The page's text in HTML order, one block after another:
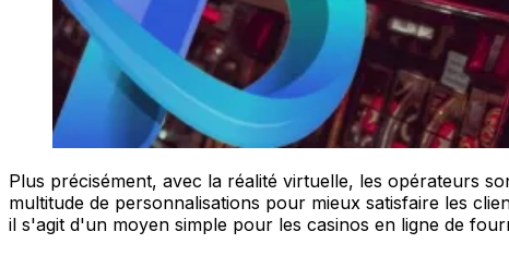
Plus précisément, avec la réalité virtuelle, les opérateurs
multitude de personnalisations pour mieux satisfaire les
il s'agit d'un moyen simple pour les casinos en ligne de